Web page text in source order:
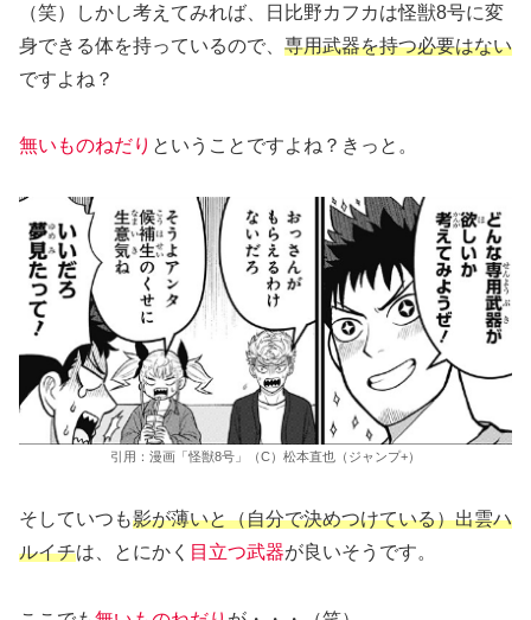
（笑）しかし考えてみれば、日比野カフカは怪獣8号に変
身できる体を持っているので、 専用武器を持つ必要はない
ですよね？
無いものねだり ということですよね？きっと。
引用：漫画「怪獣8号」（C）松本直也（ジャンプ+）
そしていつも影が薄いと（自分で決めつけている）出雲ハ
ルイチは、とにかく 目立つ武器が良いそうです。